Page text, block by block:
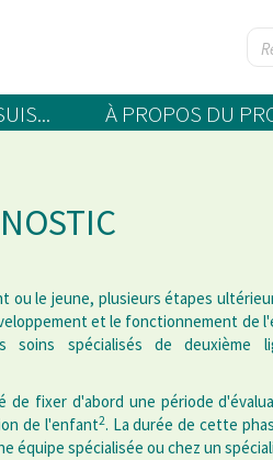
À PROPOS DU
ou le jeune, plusieurs étapes
et le fonctionnement de
soins spécialisés de
fixer d'abord une période
de l'enfant2. La durée de cette
équipe spécialisée ou chez un